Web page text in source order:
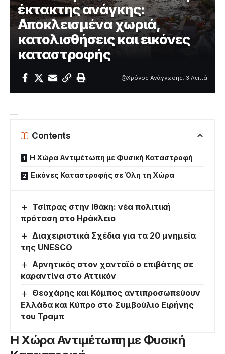
έκτακτης ανάγκης:
Αποκλεισμένα χωριά,
κατολισθήσεις και εικόνες
καταστροφής
Χρόνος Ανάγνωσης: 3 Λεπτά
—
Contents
Η Χώρα Αντιμέτωπη με Φυσική Καταστροφή
Εικόνες Καταστροφής σε Όλη τη Χώρα
Τσίπρας στην Ιθάκη: νέα πολιτική
πρόταση στο Ηράκλειο
Διαχειριστικά Σχέδια για τα 20 μνημεία
της UNESCO
Αρνητικός στον χανταϊό ο επιβάτης σε
καραντίνα στο Αττικόν
Θεοχάρης και Κόμπος αντιπροσωπεύουν
Ελλάδα και Κύπρο στο Συμβούλιο Ειρήνης
του Τραμπ
Η Χώρα Αντιμέτωπη με Φυσική